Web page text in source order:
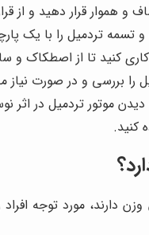
و هموار قرار دهید و از
و تسمه تردمیل را با یک
کنید تا از اصطکاک
را بررسی و در صورت نیاز
موتور تردمیل در اثر
کنید.
دارند، مورد توجه